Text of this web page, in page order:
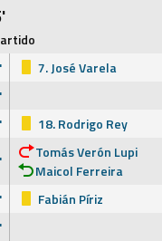
7. José Varela
18. Rodrigo Rey
Tomás Verón Lupi
Maicol Ferreira
Fabián Píriz